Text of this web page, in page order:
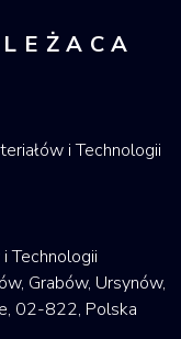
i Technologii
Technologii
Grabów, Ursynów,
02-822, Polska